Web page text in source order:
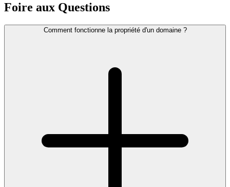
Foire aux Questions
Comment fonctionne la propriété d'un domaine ?